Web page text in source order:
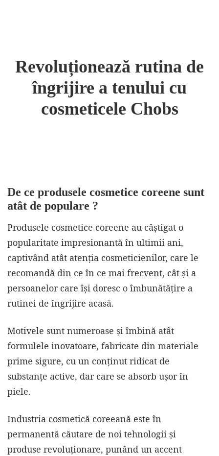
Revoluționează rutina de
îngrijire a tenului cu
cosmeticele Chobs
De ce produsele cosmetice coreene sunt
atât de populare ?
Produsele cosmetice coreene au câștigat o
popularitate impresionantă în ultimii ani,
captivând atât atenția cosmeticienilor, care le
recomandă din ce în ce mai frecvent, cât și a
persoanelor care își doresc o îmbunătățire a
rutinei de îngrijire acasă.
Motivele sunt numeroase și îmbină atât
formulele inovatoare, fabricate din materiale
prime sigure, cu un conținut ridicat de
substanțe active, dar care se absorb ușor în
piele.
Industria cosmetică coreeană este în
permanentă căutare de noi tehnologii și
produse revoluționare, punând un accent